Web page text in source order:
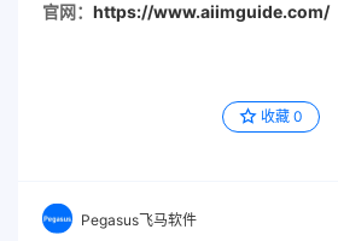
官网： https://www.aiimguide.com/
收藏 0
Pegasus飞马软件